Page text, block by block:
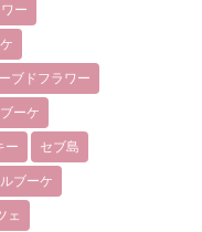
ー
ブドフラワー
ーケ
ー セブ島
ブーケ
ェ